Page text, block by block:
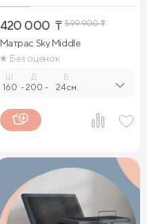
420 000 ₸ 599 900₸
Матрас Sky Middle
Без оценок
Ш.
160 -
Д.
200 -
В.
24 см.